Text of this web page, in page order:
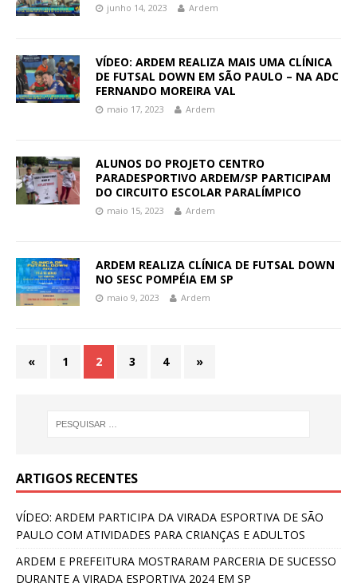
junho 14, 2023 Ardem
VÍDEO: ARDEM REALIZA MAIS UMA CLÍNICA
DE FUTSAL DOWN EM SÃO PAULO – NA ADC
FERNANDO MOREIRA VAL
maio 17, 2023 Ardem
ALUNOS DO PROJETO CENTRO
PARADESPORTIVO ARDEM/SP PARTICIPAM
DO CIRCUITO ESCOLAR PARALÍMPICO
maio 15, 2023 Ardem
ARDEM REALIZA CLÍNICA DE FUTSAL DOWN
NO SESC POMPÉIA EM SP
maio 9, 2023 Ardem
« 1 2 3 4 »
ARTIGOS RECENTES
VÍDEO: ARDEM PARTICIPA DA VIRADA ESPORTIVA DE SÃO
PAULO COM ATIVIDADES PARA CRIANÇAS E ADULTOS
ARDEM E PREFEITURA MOSTRARAM PARCERIA DE SUCESSO
DURANTE A VIRADA ESPORTIVA 2024 EM SP